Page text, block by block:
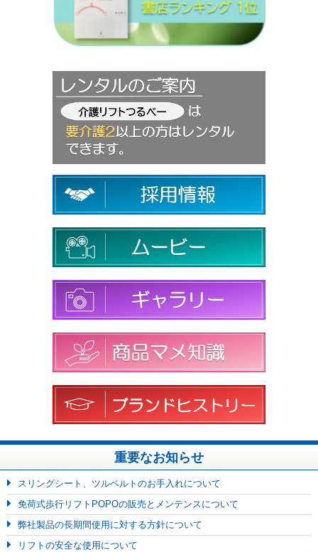
重要なお知らせ
スリングシート、ツルベルトのお手入れについて
免荷式歩行リフトPOPOの販売とメンテンスについて
弊社製品の長期間使用に対する方針について
リフトの安全な使用について